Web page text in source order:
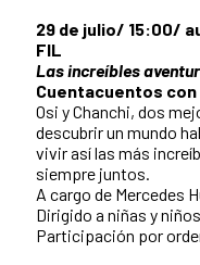
29 de julio/ 15:00/
FIL
Las increíbles
Cuentacuentos con
Osi y Chanchi, dos
descubrir un mundo
vivir así las más
siempre juntos.
A cargo de Mercedes
Dirigido a niñas y
Participación por